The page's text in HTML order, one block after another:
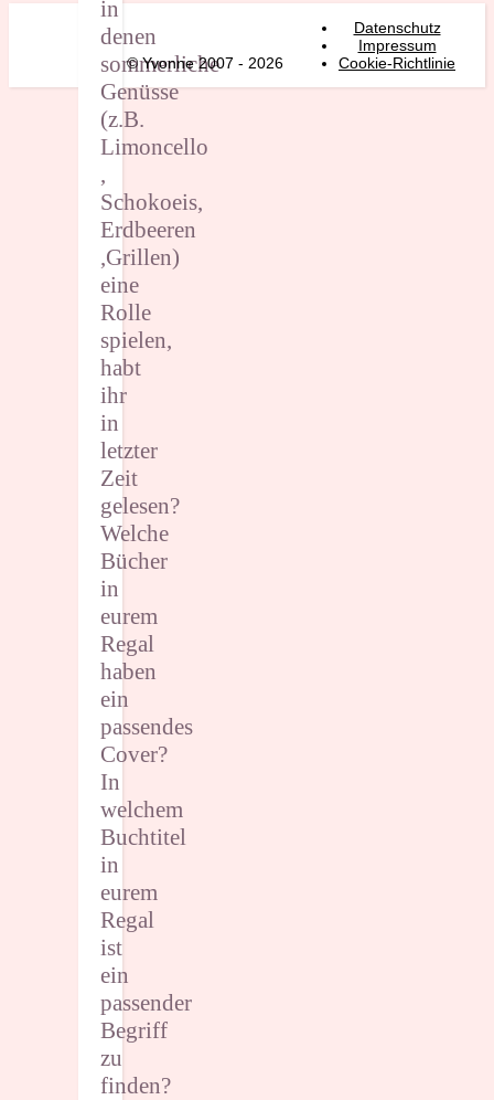
in
denen
sommerliche
Genüsse
(z.B.
Limoncello
,
Schokoeis,
Erdbeeren
,Grillen)
eine
Rolle
spielen,
habt
ihr
in
letzter
Zeit
gelesen?
Welche
Bücher
in
eurem
Regal
haben
ein
passendes
Cover?
In
welchem
Buchtitel
in
eurem
Regal
ist
ein
passender
Begriff
zu
finden?
© Yvonne 2007 - 2026
Datenschutz
Impressum
Cookie-Richtlinie